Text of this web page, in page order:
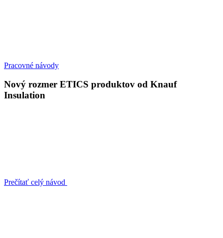
Pracovné návody
Nový rozmer ETICS produktov od Knauf
Insulation
Prečítať celý návod